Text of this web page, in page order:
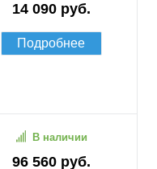
14 090 руб.
Подробнее
96 560 руб.
В наличии